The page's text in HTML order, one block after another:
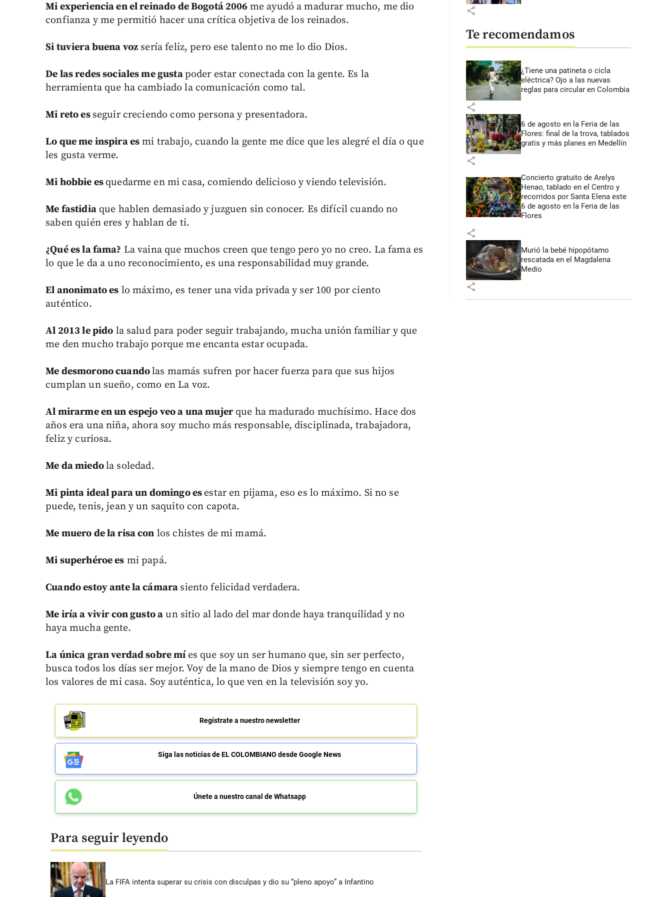
Mi experiencia en el reinado de Bogotá 2006 me ayudó a madurar mucho, me dio
confianza y me permitió hacer una crítica objetiva de los reinados.
Si tuviera buena voz sería feliz, pero ese talento no me lo dio Dios.
De las redes sociales me gustapoder estar conectada con la gente. Es la
herramienta que ha cambiado la comunicación como tal.
Mi reto es seguir creciendo como persona y presentadora.
Lo que me inspira es mi trabajo, cuando la gente me dice que les alegré el día o que
les gusta verme.
Mi hobbie es quedarme en mi casa, comiendo delicioso y viendo televisión.
Me fastidiaque hablen demasiado y juzguen sin conocer. Es difícil cuando no
saben quién eres y hablan de ti.
¿Qué es la fama? La vaina que muchos creen que tengo pero yo no creo. La fama es
lo que le da a uno reconocimiento, es una responsabilidad muy grande.
El anonimato es lo máximo, es tener una vida privada y ser 100 por ciento
auténtico.
Al 2013 le pido la salud para poder seguir trabajando, mucha unión familiar y que
me den mucho trabajo porque me encanta estar ocupada.
Me desmorono cuandolas mamás sufren por hacer fuerza para que sus hijos
cumplan un sueño, como en La voz.
Al mirarme en un espejo veo a una mujerque ha madurado muchísimo. Hace dos
años era una niña, ahora soy mucho más responsable, disciplinada, trabajadora,
feliz y curiosa.
Me da miedola soledad.
Mi pinta ideal para un domingo es estar en pijama, eso es lo máximo. Si no se
puede, tenis, jean y un saquito con capota.
Me muero de la risa con los chistes de mi mamá.
Mi superhéroe es mi papá.
Cuando estoy ante la cámara siento felicidad verdadera.
Me iría a vivir con gusto a un sitio al lado del mar donde haya tranquilidad y no
haya mucha gente.
La única gran verdad sobre mí es que soy un ser humano que, sin ser perfecto,
busca todos los días ser mejor. Voy de la mano de Dios y siempre tengo en cuenta
los valores de mi casa. Soy auténtica, lo que ven en la televisión soy yo.
Regístrate a nuestro newsletter
Siga las noticias de EL COLOMBIANO desde Google News
Únete a nuestro canal de Whatsapp
Para seguir leyendo
La FIFA intenta superar su crisis con disculpas y dio su “pleno apoyo” a Infantino
share
Te recomendamos
¿Tiene una patineta o cicla
eléctrica? Ojo a las nuevas
reglas para circular en Colombia
share
6 de agosto en la Feria de las
Flores: final de la trova, tablados
gratis y más planes en Medellín
share
Concierto gratuito de Arelys
Henao, tablado en el Centro y
recorridos por Santa Elena este
6 de agosto en la Feria de las
Flores
share
Murió la bebé hipopótamo
rescatada en el Magdalena
Medio
share